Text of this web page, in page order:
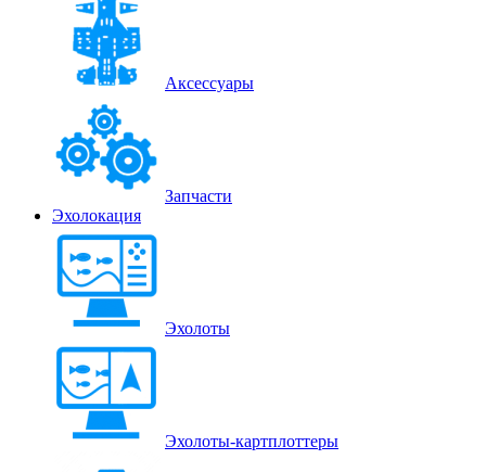
Аксессуары
Запчасти
Эхолокация
Эхолоты
Эхолоты-картплоттеры